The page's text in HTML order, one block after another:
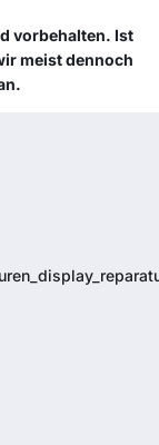
vorbehalten. Ist
meist dennoch